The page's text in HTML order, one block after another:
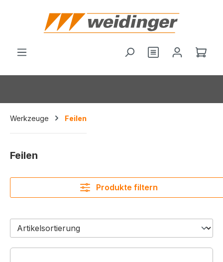
springen
Du hast 0
Werkzeuge Feilen
Feilen
Produkte filtern